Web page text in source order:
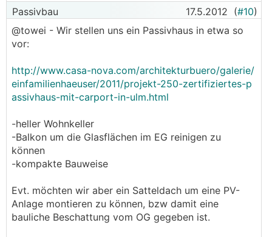
Passivbau 17.5.2012 (#10)
@towei - Wir stellen uns ein Passivhaus in etwa so
vor:
http://www.casa-nova.com/architekturbuero/galerie/
einfamilienhaeuser/2011/projekt-250-zertifiziertes-p
assivhaus-mit-carport-in-ulm.html
-heller Wohnkeller
-Balkon um die Glasflächen im EG reinigen zu
können
-kompakte Bauweise
Evt. möchten wir aber ein Satteldach um eine PV-
Anlage montieren zu können, bzw damit eine
bauliche Beschattung vom OG gegeben ist.